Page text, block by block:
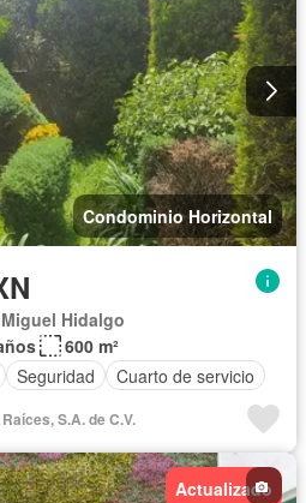
Condominio Horizontal
Hidalgo
600 m²
Seguridad Cuarto de servicio
S.A. de C.V.
Actualizado